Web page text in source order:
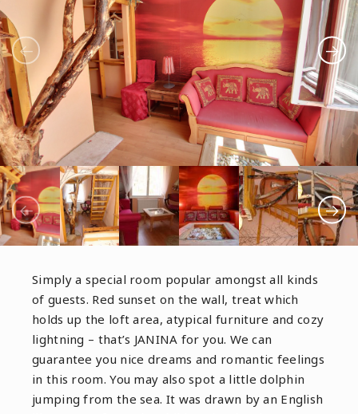
Simply a special room popular amongst all kinds
of guests. Red sunset on the wall, treat which
holds up the loft area, atypical furniture and cozy
lightning – that’s JANINA for you. We can
guarantee you nice dreams and romantic feelings
in this room. You may also spot a little dolphin
jumping from the sea. It was drawn by an English